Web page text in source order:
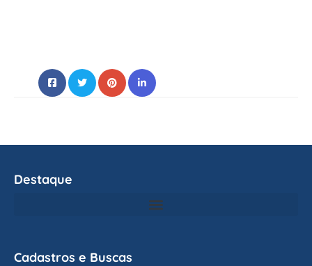
Destaque
Cadastros e Buscas